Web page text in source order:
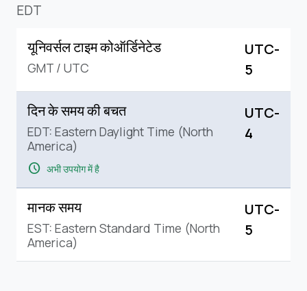
EDT
यूनिवर्सल टाइम कोऑर्डिनेटेड
GMT / UTC
UTC-
5
दिन के समय की बचत
EDT: Eastern Daylight Time (North
America)
schedule अभी उपयोग में है
UTC-
4
मानक समय
EST: Eastern Standard Time (North
America)
UTC-
5